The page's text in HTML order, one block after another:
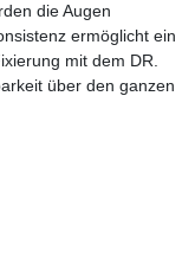
die Augen
ermöglicht ein
mit dem DR.
über den ganzen